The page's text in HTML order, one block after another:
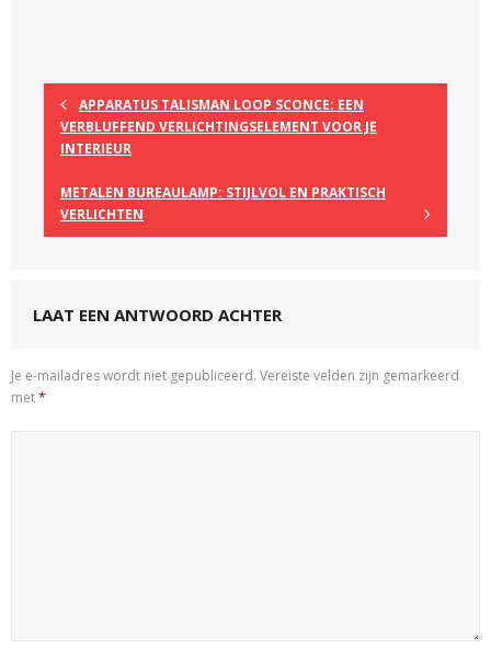
APPARATUS TALISMAN LOOP SCONCE: EEN
VERBLUFFEND VERLICHTINGSELEMENT VOOR JE
INTERIEUR
METALEN BUREAULAMP: STIJLVOL EN PRAKTISCH
VERLICHTEN
LAAT EEN ANTWOORD ACHTER
Je e-mailadres wordt niet gepubliceerd. Vereiste velden zijn gemarkeerd
met*